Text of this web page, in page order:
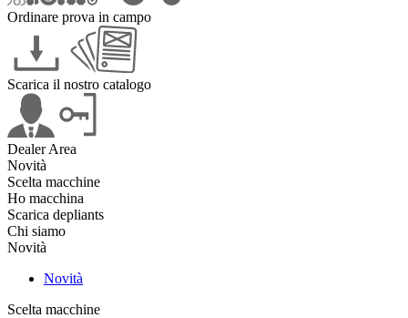
Ordinare prova in campo
Scarica il nostro catalogo
Dealer Area
Novità
Scelta macchine
Ho macchina
Scarica depliants
Chi siamo
Novità
Novità
Scelta macchine